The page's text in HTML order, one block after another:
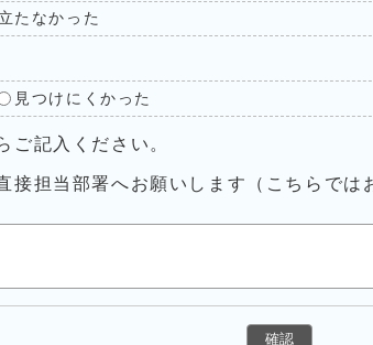
たなかった
見つけにくかった
ご記入ください。
接担当部署へお願いします（こちらで